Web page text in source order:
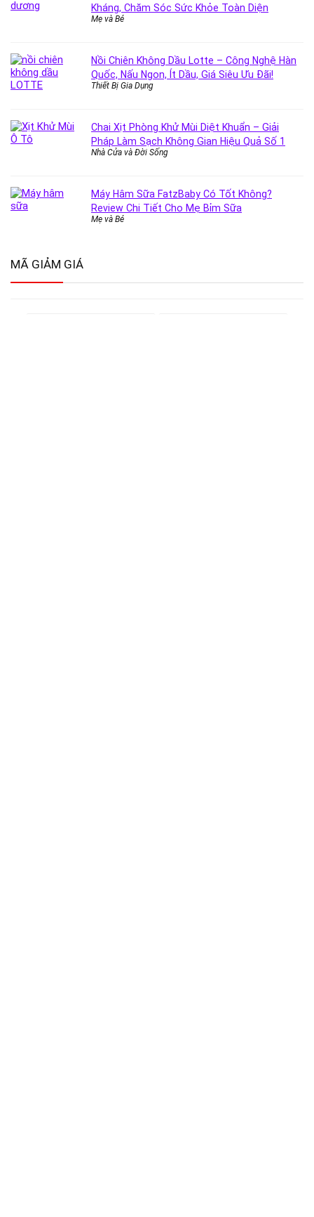
Kháng, Chăm Sóc Sức Khỏe Toàn Diện
Mẹ và Bé
Nồi Chiên Không Dầu Lotte – Công Nghệ Hàn
Quốc, Nấu Ngon, Ít Dầu, Giá Siêu Ưu Đãi!
Thiết Bị Gia Dụng
Chai Xịt Phòng Khử Mùi Diệt Khuẩn – Giải
Pháp Làm Sạch Không Gian Hiệu Quả Số 1
Nhà Cửa và Đời Sống
Máy Hâm Sữa FatzBaby Có Tốt Không?
Review Chi Tiết Cho Mẹ Bỉm Sữa
Mẹ và Bé
MÃ GIẢM GIÁ